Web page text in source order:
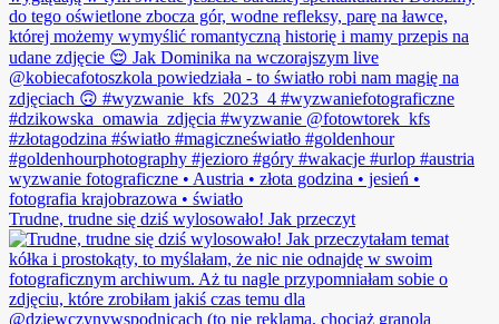
Trudne, trudne się dziś wylosowało! Jak przeczyt